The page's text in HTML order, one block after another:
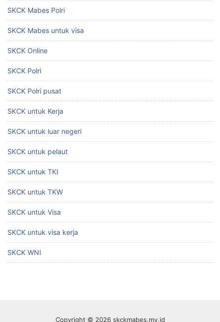
SKCK Mabes Polri
SKCK Mabes untuk visa
SKCK Online
SKCK Polri
SKCK Polri pusat
SKCK untuk Kerja
SKCK untuk luar negeri
SKCK untuk pelaut
SKCK untuk TKI
SKCK untuk TKW
SKCK untuk Visa
SKCK untuk visa kerja
SKCK WNI
Copyright © 2026 skckmabes.my.id